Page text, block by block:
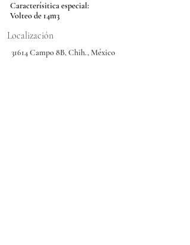
Caracterísitica especial:
Volteo de 14m3
Localización
31614 Campo 8B, Chih., México